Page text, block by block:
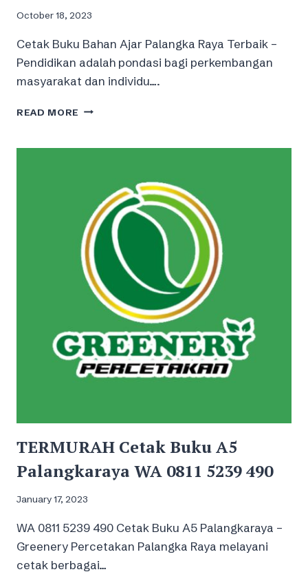
October 18, 2023
Cetak Buku Bahan Ajar Palangka Raya Terbaik –
Pendidikan adalah pondasi bagi perkembangan
masyarakat dan individu….
READ MORE CETAK
AJAR
TERBAIK
TERMURAH Cetak Buku A5
Palangkaraya WA 0811 5239 490
January 17, 2023
WA 0811 5239 490 Cetak Buku A5 Palangkaraya –
Greenery Percetakan Palangka Raya melayani
cetak berbagai…